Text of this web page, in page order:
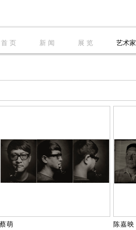
首 页 新 闻 展 览 艺术家
蔡萌 陈嘉映